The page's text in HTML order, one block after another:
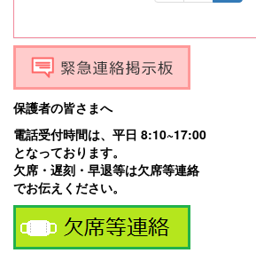
保護者の皆さまへ
電話受付時間は、平日 8:10~17:00
となっております。
欠席・遅刻・早退等は欠席等連絡
でお伝えください。